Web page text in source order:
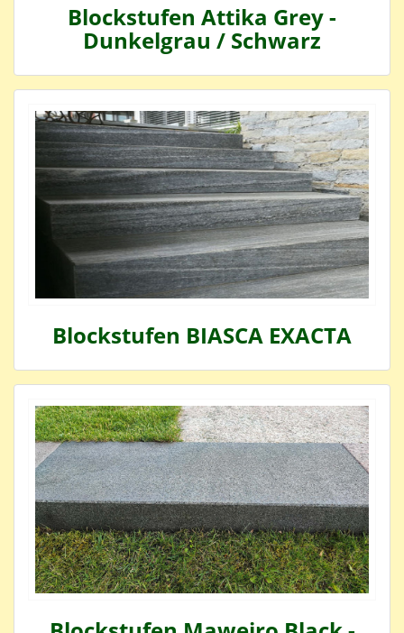
Blockstufen Attika Grey -
Dunkelgrau / Schwarz
Blockstufen BIASCA EXACTA